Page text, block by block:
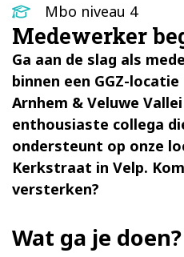
Opleidingsniveau
Mbo niveau 4
Medewerker
Ga aan de slag als
binnen een GGZ-
Arnhem & Veluwe
enthousiaste collega
ondersteunt op onze
Kerkstraat in Velp.
versterken?
Wat ga je doen?